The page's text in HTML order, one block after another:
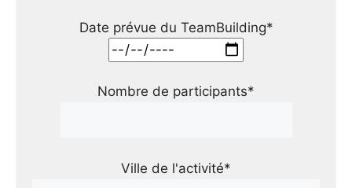
Date prévue du TeamBuilding*
Nombre de participants*
Ville de l'activité*